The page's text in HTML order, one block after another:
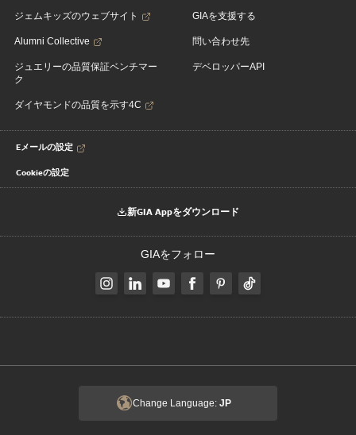
ジェムキッズのウェブサイト
Alumni Collective
ジュエリーの品質保証ベンチマー
ク
ダイヤモンドの品質を示す4C
GIAを支援する
問い合わせ先
デベロッパーAPI
Eメールの設定
Cookieの設定
新GIA Appをダウンロード
GIAをフォロー
Change Language: JP